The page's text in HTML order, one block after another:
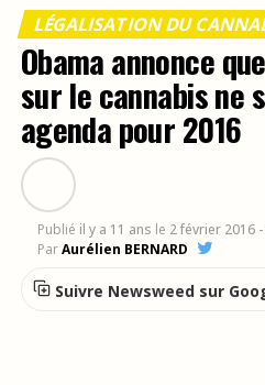
LÉGALISATION DU
Obama annonce
sur le cannabis ne
agenda pour 2016
Publié il y a 11 ans le 2 février 2016
ParAurélien BERNARD
Suivre Newsweed sur